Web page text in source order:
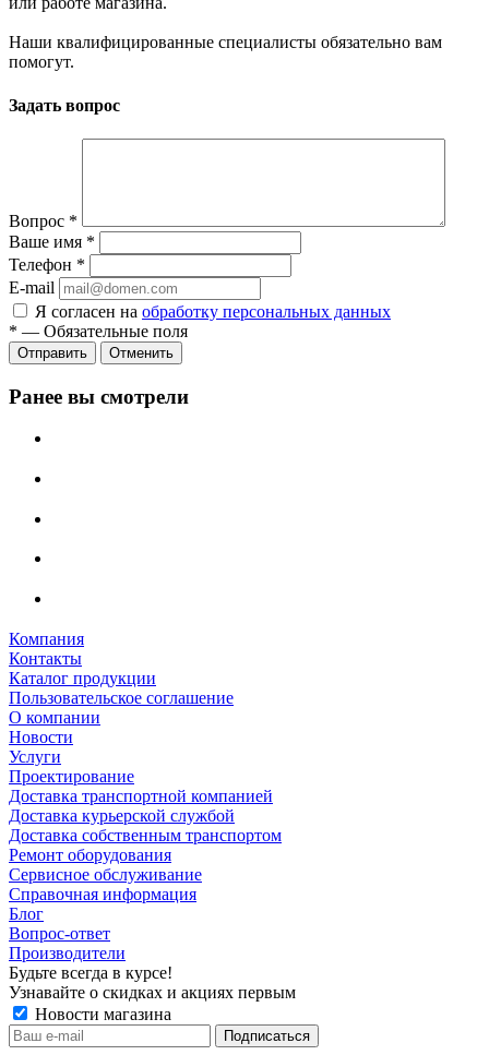
Наши квалифицированные специалисты обязательно вам
помогут.
Задать вопрос
Вопрос *
Ваше имя *
Телефон *
E-mail
Я согласен на обработку персональных данных
* — Обязательные поля
Отменить
Ранее вы смотрели
Компания
Контакты
Каталог продукции
Пользовательское соглашение
О компании
Новости
Услуги
Проектирование
Доставка транспортной компанией
Доставка курьерской службой
Доставка собственным транспортом
Ремонт оборудования
Сервисное обслуживание
Справочная информация
Блог
Вопрос-ответ
Производители
Будьте всегда в курсе!
Узнавайте о скидках и акциях первым
Новости магазина